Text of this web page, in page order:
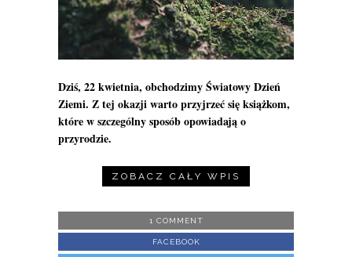
Dziś, 22 kwietnia, obchodzimy Światowy Dzień
Ziemi. Z tej okazji warto przyjrzeć się książkom,
które w szczególny sposób opowiadają o
przyrodzie.
ZOBACZ CAŁY WPIS
1 COMMENT
FACEBOOK